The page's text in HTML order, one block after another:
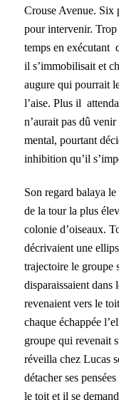
Crouse Avenue. Six
pour intervenir. Trop
temps en exécutant
il s’immobilisait et
augure qui pourrait
l’aise. Plus il
n’aurait pas dû
mental, pourtant
inhibition qu’il
Son regard balaya
de la tour la plus
colonie d’oiseaux.
décrivaient une
trajectoire le groupe
disparaissaient dans
revenaient vers le
chaque échappée
groupe qui revenait
réveilla chez Lucas
détacher ses
le toit et il se